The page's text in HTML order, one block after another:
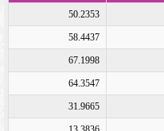
50.2353
58.4437
67.1998
64.3547
31.9665